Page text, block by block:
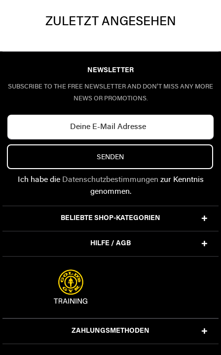
ZULETZT ANGESEHEN
NEWSLETTER
SUBSCRIBE TO THE FREE NEWSLETTER AND DON'T MISS ANY MORE
NEWS OR PROMOTIONS.
SENDEN
Ich habe die Datenschutzbestimmungen zur Kenntnis
genommen.
BELIEBTE SHOP-KATEGORIEN
HILFE / AGB
ZAHLUNGSMETHODEN